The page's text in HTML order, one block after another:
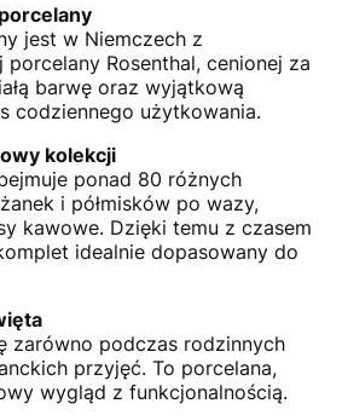
jest w Niemczech z
Rosenthal, cenionej za
barwę oraz wyjątkową
codziennego użytkowania.
kolekcji
ponad 80 różnych
i półmisków po wazy,
kawowe. Dzięki temu z czasem
idealnie dopasowany do
zarówno podczas rodzinnych
przyjęć. To porcelana,
wygląd z funkcjonalnością.